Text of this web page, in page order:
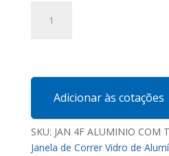
TRAVESSA
quantidade
Adicionar às cotações
SKU: JAN 4F ALUMINIO COM
Janela de Correr Vidro de